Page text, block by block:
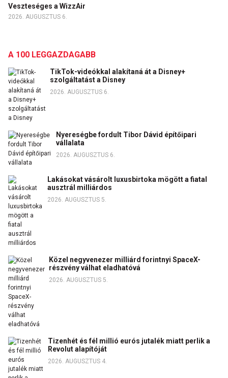
Veszteséges a WizzAir
2026. AUGUSZTUS 6.
A 100 LEGGAZDAGABB
TikTok-videókkal alakítaná át a Disney+
szolgáltatást a Disney
2026. AUGUSZTUS 6.
Nyereségbe fordult Tibor Dávid építőipari
vállalata
2026. AUGUSZTUS 6.
Lakásokat vásárolt luxusbirtoka mögött a fiatal
ausztrál milliárdos
2026. AUGUSZTUS 5.
Közel negyvenezer milliárd forintnyi SpaceX-
részvény válhat eladhatóvá
2026. AUGUSZTUS 5.
Tizenhét és fél millió eurós jutalék miatt perlik a
Revolut alapítóját
2026. AUGUSZTUS 4.